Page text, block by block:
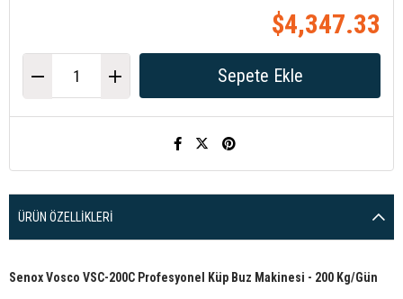
$4,347.33
ÜRÜN ÖZELLIKLERI
Senox Vosco VSC-200C Profesyonel Küp Buz Makinesi - 200 Kg/Gün